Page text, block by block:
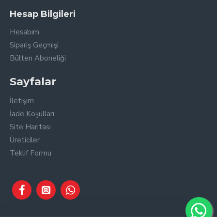
Hesap Bilgileri
Hesabım
Sipariş Geçmişi
Bülten Aboneliği
Sayfalar
İletişim
İade Koşulları
Site Haritası
Üreticiler
Teklif Formu